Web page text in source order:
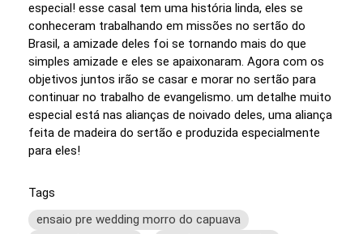
especial! esse casal tem uma história linda, eles se
conheceram trabalhando em missões no sertão do
Brasil, a amizade deles foi se tornando mais do que
simples amizade e eles se apaixonaram. Agora com os
objetivos juntos irão se casar e morar no sertão para
continuar no trabalho de evangelismo. um detalhe muito
especial está nas alianças de noivado deles, uma aliança
feita de madeira do sertão e produzida especialmente
para eles!
Tags
ensaio pre wedding morro do capuava